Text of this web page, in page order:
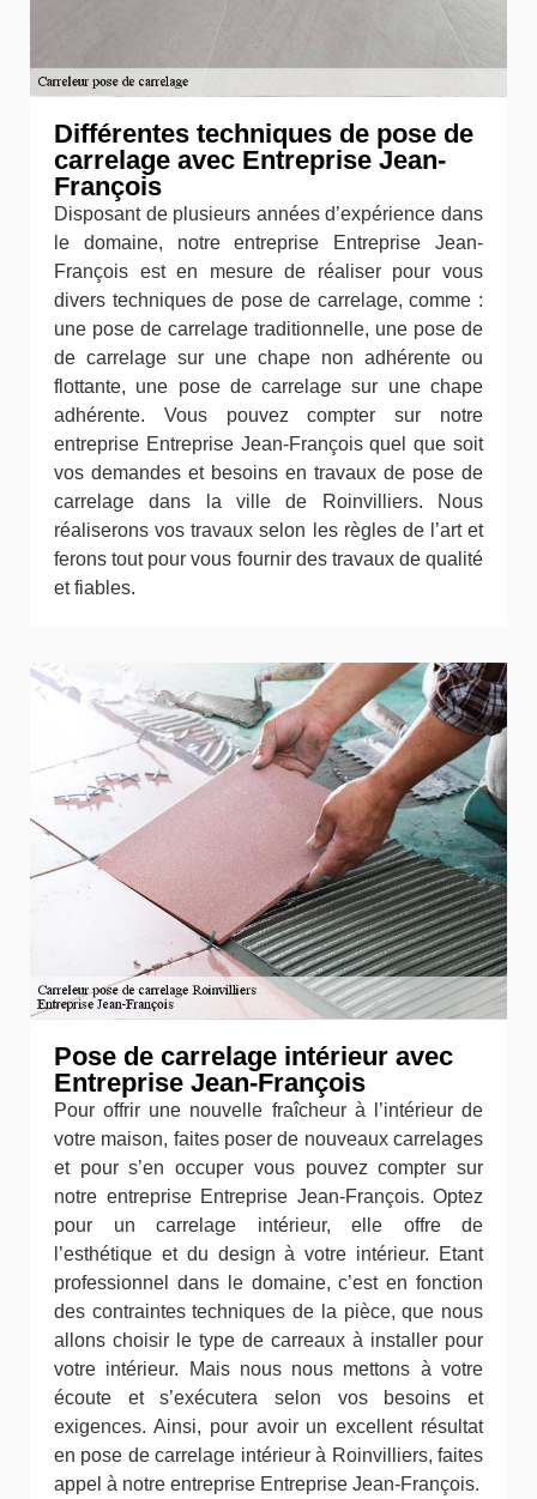
Différentes techniques de pose de
carrelage avec Entreprise Jean-
François
Disposant de plusieurs années d’expérience dans
le domaine, notre entreprise Entreprise Jean-
François est en mesure de réaliser pour vous
divers techniques de pose de carrelage, comme :
une pose de carrelage traditionnelle, une pose de
de carrelage sur une chape non adhérente ou
flottante, une pose de carrelage sur une chape
adhérente. Vous pouvez compter sur notre
entreprise Entreprise Jean-François quel que soit
vos demandes et besoins en travaux de pose de
carrelage dans la ville de Roinvilliers. Nous
réaliserons vos travaux selon les règles de l’art et
ferons tout pour vous fournir des travaux de qualité
et fiables.
Pose de carrelage intérieur avec
Entreprise Jean-François
Pour offrir une nouvelle fraîcheur à l’intérieur de
votre maison, faites poser de nouveaux carrelages
et pour s’en occuper vous pouvez compter sur
notre entreprise Entreprise Jean-François. Optez
pour un carrelage intérieur, elle offre de
l’esthétique et du design à votre intérieur. Etant
professionnel dans le domaine, c’est en fonction
des contraintes techniques de la pièce, que nous
allons choisir le type de carreaux à installer pour
votre intérieur. Mais nous nous mettons à votre
écoute et s’exécutera selon vos besoins et
exigences. Ainsi, pour avoir un excellent résultat
en pose de carrelage intérieur à Roinvilliers, faites
appel à notre entreprise Entreprise Jean-François.